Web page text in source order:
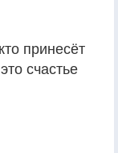
принесёт
счастье